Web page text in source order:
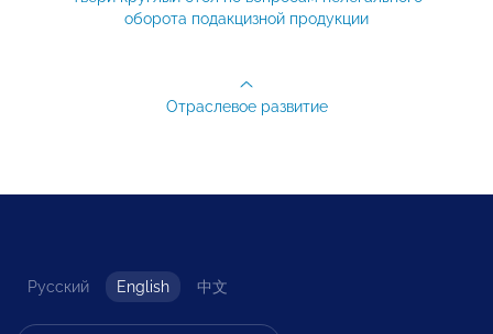
оборота подакцизной продукции
Отраслевое развитие
Русский English 中文